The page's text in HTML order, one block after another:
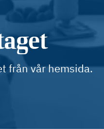
från vår hemsida.